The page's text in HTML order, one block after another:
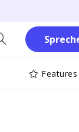
Features